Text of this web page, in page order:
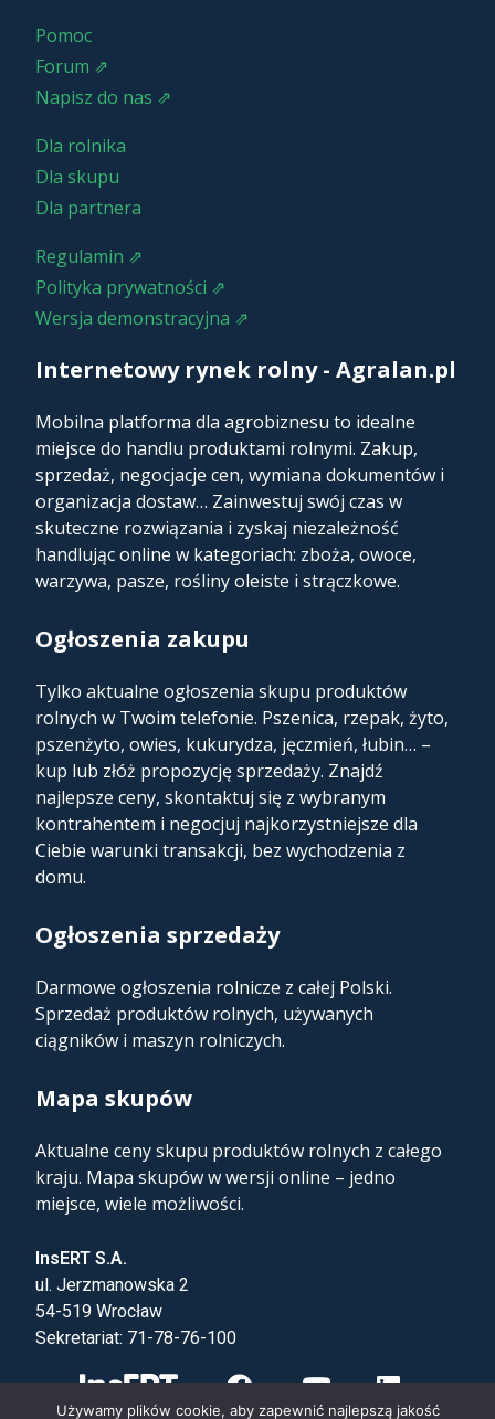
Pomoc
Forum ⇗
Napisz do nas ⇗
Dla rolnika
Dla skupu
Dla partnera
Regulamin ⇗
Polityka prywatności ⇗
Wersja demonstracyjna ⇗
Internetowy rynek rolny - Agralan.pl
Mobilna platforma dla agrobiznesu to idealne
miejsce do handlu produktami rolnymi. Zakup,
sprzedaż, negocjacje cen, wymiana dokumentów i
organizacja dostaw… Zainwestuj swój czas w
skuteczne rozwiązania i zyskaj niezależność
handlując online w kategoriach: zboża, owoce,
warzywa, pasze, rośliny oleiste i strączkowe.
Ogłoszenia zakupu
Tylko aktualne ogłoszenia skupu produktów
rolnych w Twoim telefonie. Pszenica, rzepak, żyto,
pszenżyto, owies, kukurydza, jęczmień, łubin… –
kup lub złóż propozycję sprzedaży. Znajdź
najlepsze ceny, skontaktuj się z wybranym
kontrahentem i negocjuj najkorzystniejsze dla
Ciebie warunki transakcji, bez wychodzenia z
domu.
Ogłoszenia sprzedaży
Darmowe ogłoszenia rolnicze z całej Polski.
Sprzedaż produktów rolnych, używanych
ciągników i maszyn rolniczych.
Mapa skupów​
Aktualne ceny skupu produktów rolnych z całego
kraju. Mapa skupów w wersji online – jedno
miejsce, wiele możliwości.
InsERT S.A.
ul. Jerzmanowska 2
54-519 Wrocław
Sekretariat: 71-78-76-100
Używamy plików cookie, aby zapewnić najlepszą jakość